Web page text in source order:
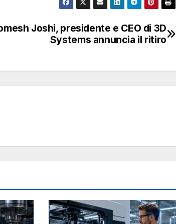
Joshi, presidente e CEO di 3D
Systems annuncia il ritiro